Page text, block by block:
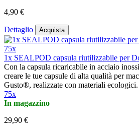
4,90 €
Dettaglio Acquista
75x
1x SEALPOD capsula riutilizzabile per
Con la capsula ricaricabile in acciaio
creare le tue capsule di alta qualità per
Gusto®, realizzate con materiali ecologici.
75x
In magazzino
29,90 €